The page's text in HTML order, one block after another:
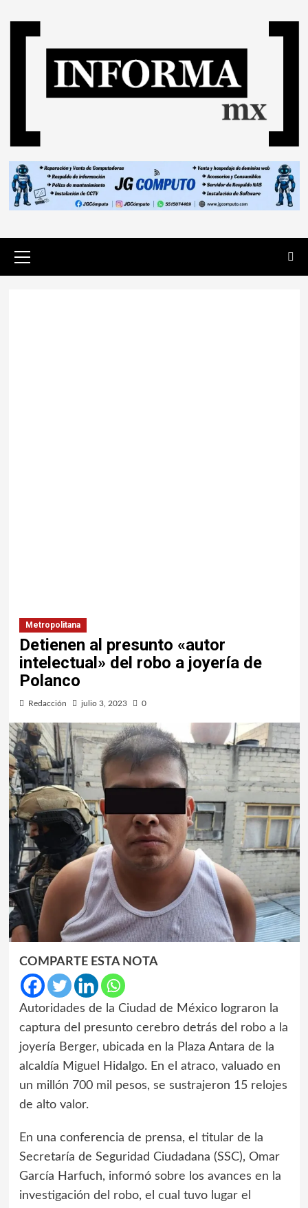
Metropolitana
Detienen al presunto «autor
intelectual» del robo a joyería de
Polanco
Redacción julio 3, 2023 0
COMPARTE ESTA NOTA
Autoridades de la Ciudad de México lograron la
captura del presunto cerebro detrás del robo a la
joyería Berger, ubicada en la Plaza Antara de la
alcaldía Miguel Hidalgo. En el atraco, valuado en
un millón 700 mil pesos, se sustrajeron 15 relojes
de alto valor.
En una conferencia de prensa, el titular de la
Secretaría de Seguridad Ciudadana (SSC), Omar
García Harfuch, informó sobre los avances en la
investigación del robo, el cual tuvo lugar el